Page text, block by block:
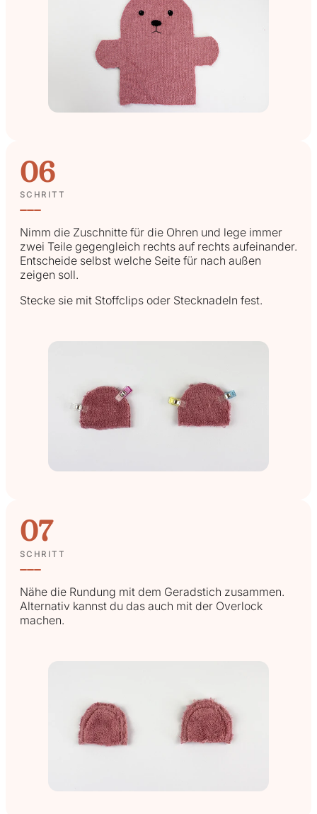
06
SCHRITT
Nimm die Zuschnitte für die Ohren und lege immer
zwei Teile gegengleich rechts auf rechts aufeinander.
Entscheide selbst welche Seite für nach außen
zeigen soll.
Stecke sie mit Stoffclips oder Stecknadeln fest.
07
SCHRITT
Nähe die Rundung mit dem Geradstich zusammen.
Alternativ kannst du das auch mit der Overlock
machen.